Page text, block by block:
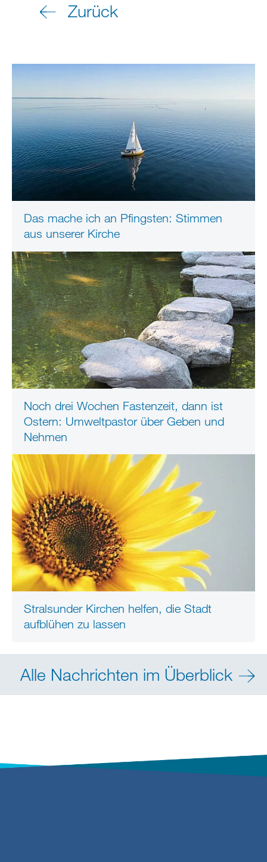
Zurück
Das mache ich an Pfingsten: Stimmen
aus unserer Kirche
Noch drei Wochen Fastenzeit, dann ist
Ostern: Umweltpastor über Geben und
Nehmen
Stralsunder Kirchen helfen, die Stadt
aufblühen zu lassen
Alle Nachrichten im Überblick